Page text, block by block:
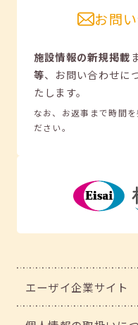
お問
施設情報の新規掲載
等、 お問い合わせに
たします。
なお、お返事まで時間
ださい。
エーザイ企業サイト